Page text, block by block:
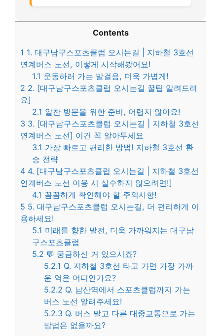
Contents
1 1. 대구남구스포츠클럽 오시는길 | 지하철 3호선
연계버스 노선, 이렇게 시작해봤어요!
1.1 운동하러 가는 발걸음, 더욱 가볍게!
2 2. [대구남구스포츠클럽 오시는길 꿀팁 알려드려
요]
2.1 알찬 방문을 위한 준비, 어렵지 않아요!
3 3. [대구남구스포츠클럽 오시는길 | 지하철 3호선
연계버스 노선] 이건 꼭 알아두세요
3.1 가장 빠르고 편리한 방법! 지하철 3호선 환
승 전략
4 4. [대구남구스포츠클럽 오시는길 | 지하철 3호선
연계버스 노선 이용 시 실수하지 않으려면!]
4.1 꼼꼼하게 확인해야 할 주의사항!
5 5. 대구남구스포츠클럽 오시는길, 더 편리하게 이
용하세요!
5.1 미래를 향한 발전, 더욱 가까워지는 대구남
구스포츠클럽
5.2 💬 궁금하신 거 있으시죠?
5.2.1 Q. 지하철 3호선 타고 가면 가장 가까
운 역은 어디인가요?
5.2.2 Q. 남산역에서 스포츠클럽까지 가는
버스 노선 알려주세요!
5.2.3 Q. 버스 말고 다른 대중교통으로 가는
방법은 없을까요?